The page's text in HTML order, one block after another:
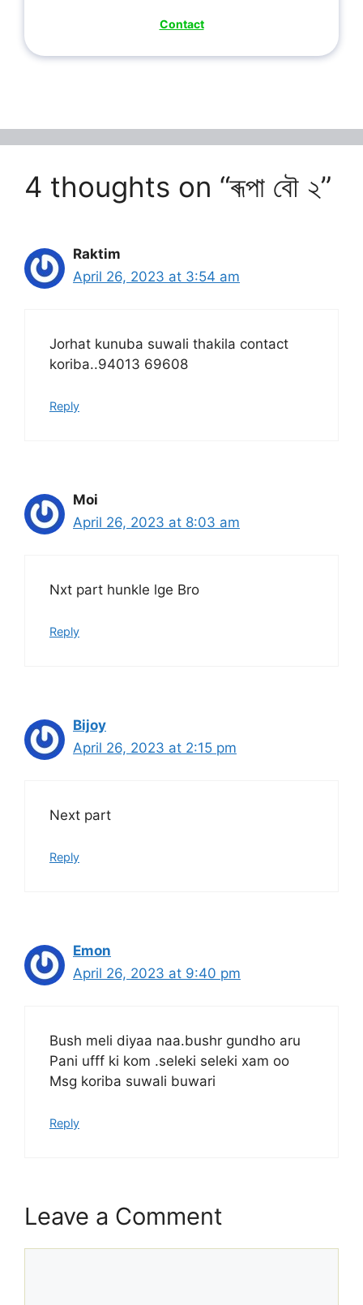
Contact
4 thoughts on “ৰূপা বৌ ২”
Raktim
April 26, 2023 at 3:54 am
Jorhat kunuba suwali thakila contact
koriba..94013 69608
Reply
Moi
April 26, 2023 at 8:03 am
Nxt part hunkle lge Bro
Reply
Bijoy
April 26, 2023 at 2:15 pm
Next part
Reply
Emon
April 26, 2023 at 9:40 pm
Bush meli diyaa naa.bushr gundho aru
Pani ufff ki kom .seleki seleki xam oo
Msg koriba suwali buwari
Reply
Leave a Comment